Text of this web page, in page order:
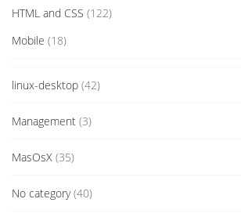
HTML and CSS (122)
Mobile (18)
linux-desktop (42)
Management (3)
MasOsX (35)
No category(40)